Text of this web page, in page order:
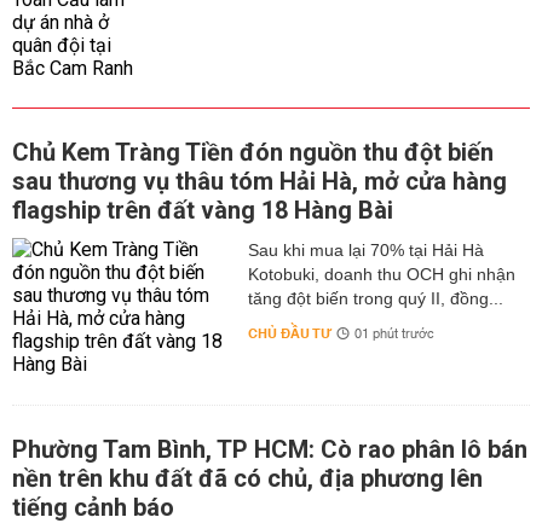
Chủ Kem Tràng Tiền đón nguồn thu đột biến
sau thương vụ thâu tóm Hải Hà, mở cửa hàng
flagship trên đất vàng 18 Hàng Bài
Sau khi mua lại 70% tại Hải Hà
Kotobuki, doanh thu OCH ghi nhận
tăng đột biến trong quý II, đồng...
CHỦ ĐẦU TƯ 01 phút trước
Phường Tam Bình, TP HCM: Cò rao phân lô bán
nền trên khu đất đã có chủ, địa phương lên
tiếng cảnh báo